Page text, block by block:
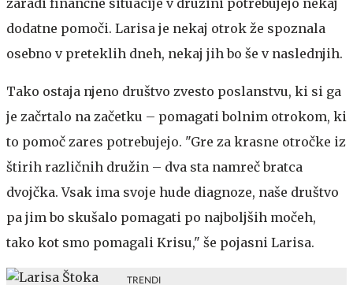
zaradi finančne situacije v družini potrebujejo nekaj
dodatne pomoči. Larisa je nekaj otrok že spoznala
osebno v preteklih dneh, nekaj jih bo še v naslednjih.
Tako ostaja njeno društvo zvesto poslanstvu, ki si ga
je začrtalo na začetku – pomagati bolnim otrokom, ki
to pomoč zares potrebujejo. "Gre za krasne otročke iz
štirih različnih družin – dva sta namreč bratca
dvojčka. Vsak ima svoje hude diagnoze, naše društvo
pa jim bo skušalo pomagati po najboljših močeh,
tako kot smo pomagali Krisu," še pojasni Larisa.
TRENDI